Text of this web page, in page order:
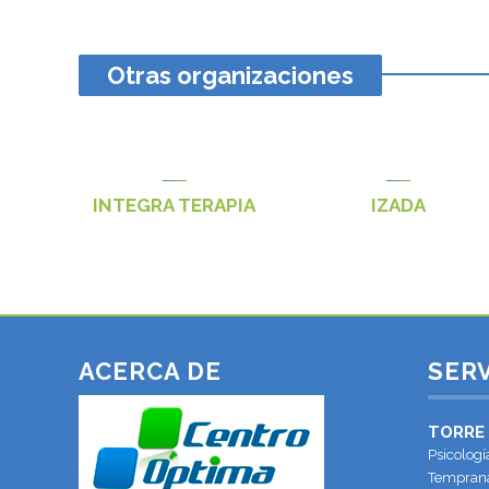
Otras organizaciones
INTEGRA TERAPIA
IZADA
ACERCA DE